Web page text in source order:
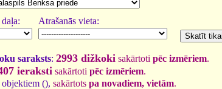
Atrašanās vieta:
saraksts: 2993 dižkoki sakārtoti pēc izmēriem.
ieraksti sakārtoti pēc izmēriem.
objektiem (), sakārtots pa novadiem, vietām.